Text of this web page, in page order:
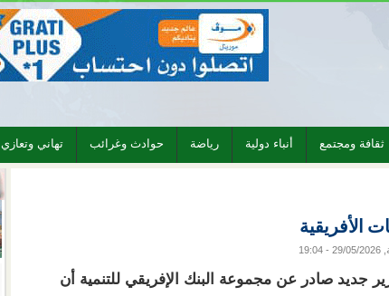
ثقافة ومجتمع أنباء دولية رياضة حوادث وغرائب تهاني وتعازي
الأفريقية
جديد صادر عن مجموعة البنك الإفريقي للتنمية أن